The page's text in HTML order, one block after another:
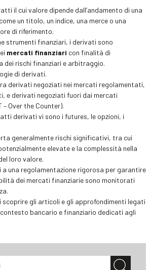
il cui valore dipende dall’andamento di una
un titolo, un indice, una merce o una
di riferimento.
strumenti finanziari, i derivati sono
mercati finanziari con finalità di
dei rischi finanziari e arbitraggio.
di derivati.
derivati negoziati nei mercati regolamentati,
e derivati negoziati fuori dai mercati
Over the Counter).
derivati vi sono i futures, le opzioni, i
generalmente rischi significativi, tra cui
elevate e la complessità nella
loro valore.
una regolamentazione rigorosa per garantire
dei mercati finanziarie sono monitorati
gli articoli e gli approfondimenti legati
bancario e finanziario dedicati agli